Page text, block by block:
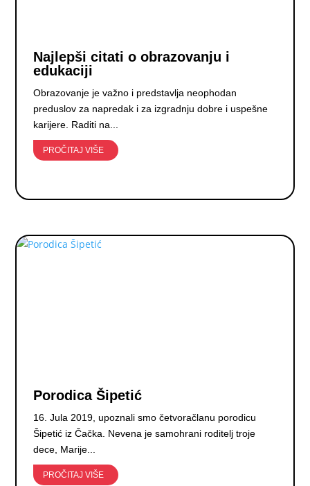
Najlepši citati o obrazovanju i
edukaciji
Obrazovanje je važno i predstavlja neophodan
preduslov za napredak i za izgradnju dobre i uspešne
karijere. Raditi na...
PROČITAJ VIŠE
Porodica Šipetić
16. Jula 2019, upoznali smo četvoračlanu porodicu
Šipetić iz Čačka. Nevena je samohrani roditelj troje
dece, Marije...
PROČITAJ VIŠE